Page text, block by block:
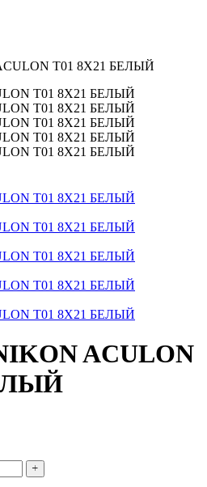
T01 8X21 БЕЛЫЙ
ACULON